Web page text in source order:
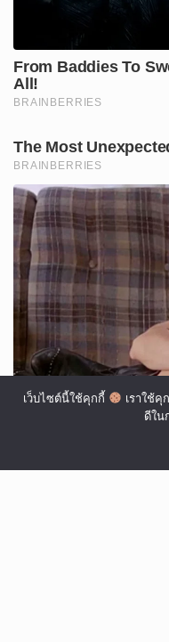
เว็บไซต์นี้ใช้คุกกี้
เราใช้
ดีใน